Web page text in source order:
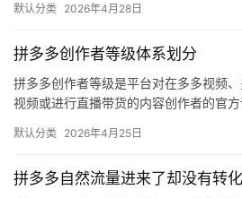
默认分类 2026年4月28日
拼多多创作者等级体系划分
拼多多创作者等级是平台对在多多视频
视频或进行直播带货的内容创作者的官
同等级…
默认分类 2026年4月25日
拼多多自然流量进来了却没有转